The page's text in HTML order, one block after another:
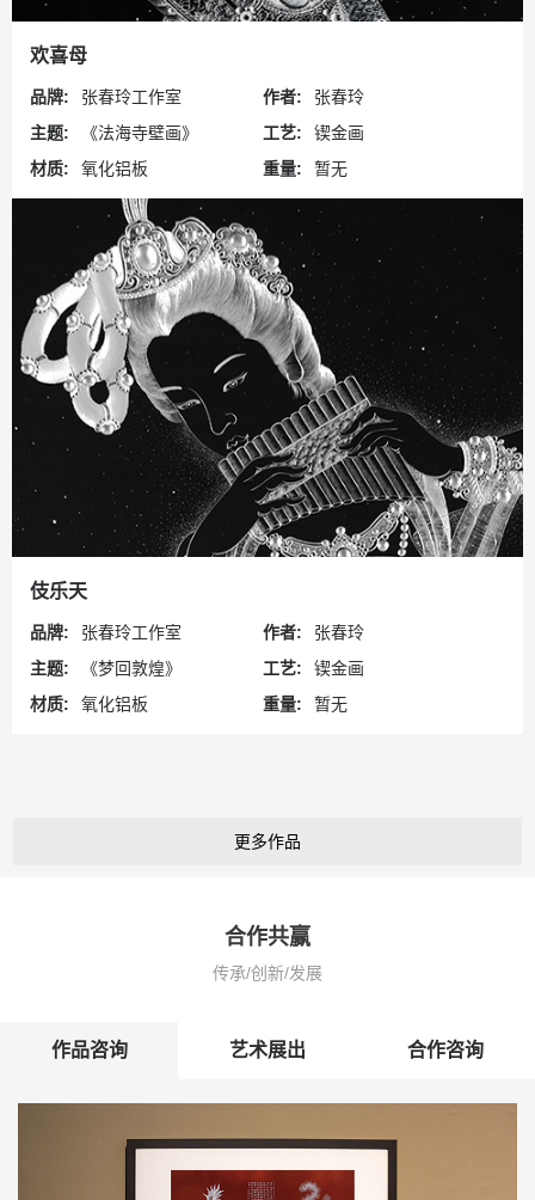
欢喜母
品牌:
张春玲工作室
主题:
《法海寺壁画》
材质:
氧化铝板
作者:
张春玲
工艺:
锲金画
重量:
暂无
伎乐天
品牌:
张春玲工作室
主题:
《梦回敦煌》
材质:
氧化铝板
作者:
张春玲
工艺:
锲金画
重量:
暂无
更多作品
合作共赢
传承/创新/发展
作品咨询 艺术展出 合作咨询